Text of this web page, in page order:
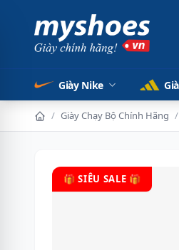
Giày Nike
/ Giày Chạy Bộ Chính Hãng /
🎁 SIÊU SALE 🎁